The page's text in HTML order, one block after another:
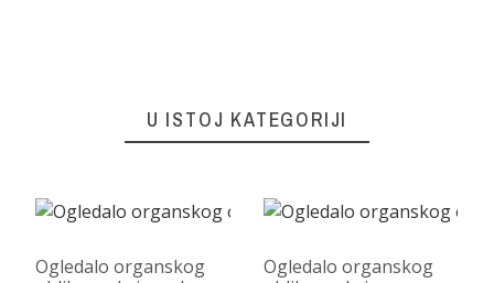
U ISTOJ KATEGORIJI
Ogledalo organskog
Ogledalo organskog